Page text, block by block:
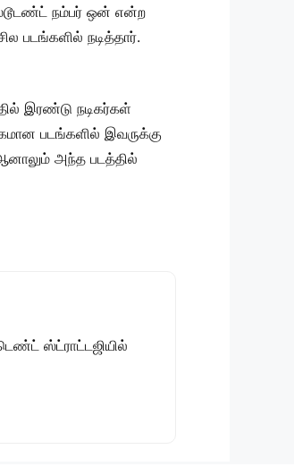
நம்பர் ஒன் என்ற
படங்களில் நடித்தார்.
இரண்டு நடிகர்கள்
படங்களில் இவருக்கு
ஆனாலும் அந்த படத்தில்
ஸ்ட்ராட்டஜியில்